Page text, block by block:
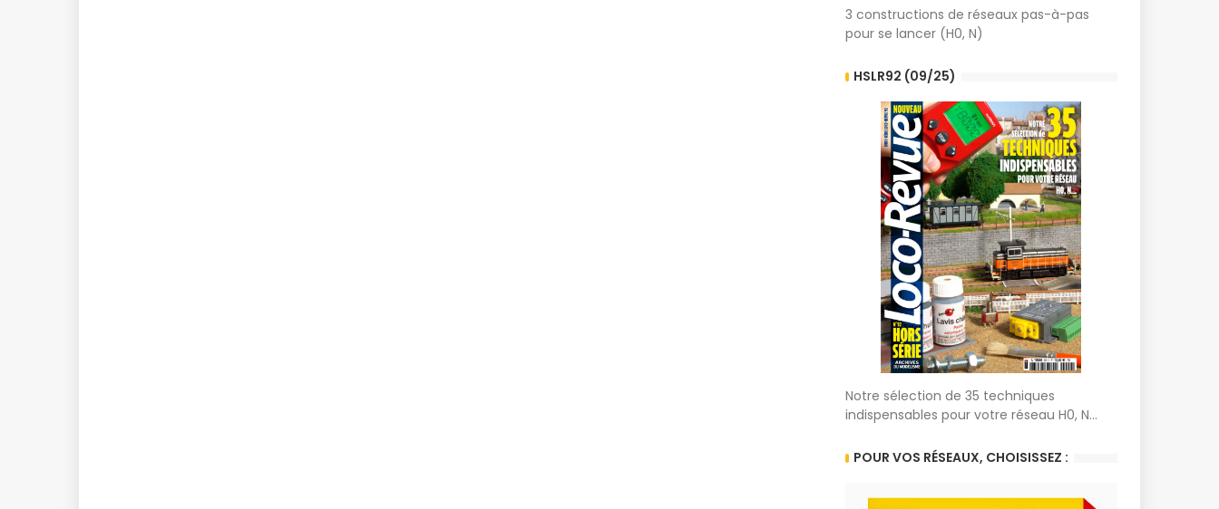
3 constructions de réseaux pas-à-pas
pour se lancer (H0, N)
HSLR92 (09/25)
Notre sélection de 35 techniques
indispensables pour votre réseau H0, N...
POUR VOS RÉSEAUX, CHOISISSEZ :